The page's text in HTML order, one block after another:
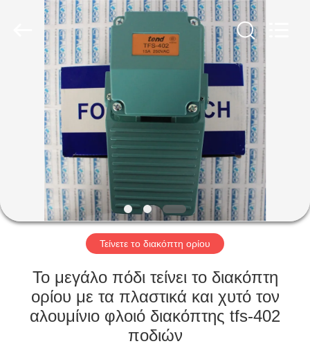
ΣΠΊΤΙ
ΠΡΟΪΌΝΤΑ
ΣΧΕΤΙΚΆ
ΕΜΆΣ
ΕΠΙΣΚΕΨΉ
ΕΡΓΟΣΤΑΣΊΟΥ
ΈΛΕΓΧΟΣ
Τείνετε το διακόπτη ορίου
Το μεγάλο πόδι τείνει το διακόπτη
ορίου με τα πλαστικά και χυτό τον
αλουμίνιο φλοιό διακόπτης tfs-402
ποδιών